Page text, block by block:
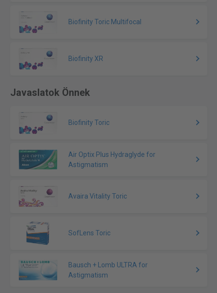
Biofinity Toric Multifocal
Biofinity XR
Javaslatok Önnek
Biofinity Toric
Air Optix Plus Hydraglyde for
Astigmatism
Avaira Vitality Toric
SofLens Toric
Bausch + Lomb ULTRA for
Astigmatism